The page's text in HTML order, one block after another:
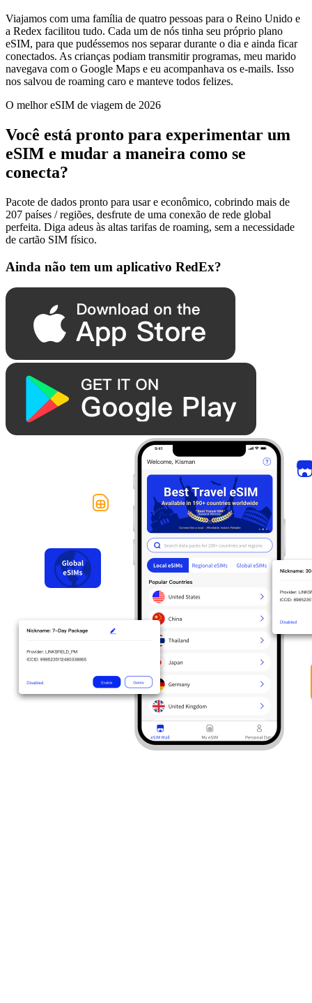
Viajamos com uma família de quatro pessoas para o Reino Unido e
a Redex facilitou tudo. Cada um de nós tinha seu próprio plano
eSIM, para que pudéssemos nos separar durante o dia e ainda ficar
conectados. As crianças podiam transmitir programas, meu marido
navegava com o Google Maps e eu acompanhava os e-mails. Isso
nos salvou de roaming caro e manteve todos felizes.
O melhor eSIM de viagem de 2026
Você está pronto para experimentar um
eSIM e mudar a maneira como se
conecta?
Pacote de dados pronto para usar e econômico, cobrindo mais de
207 países / regiões, desfrute de uma conexão de rede global
perfeita. Diga adeus às altas tarifas de roaming, sem a necessidade
de cartão SIM físico.
Ainda não tem um aplicativo RedEx?